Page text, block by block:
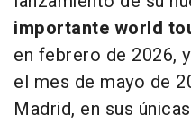
importante world
en febrero de 2026,
el mes de mayo de
Madrid, en sus